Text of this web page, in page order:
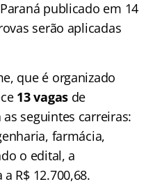
publicado em 14
serão aplicadas
que é organizado
13 vagas de
seguintes carreiras:
farmácia,
o edital, a
R$ 12.700,68.